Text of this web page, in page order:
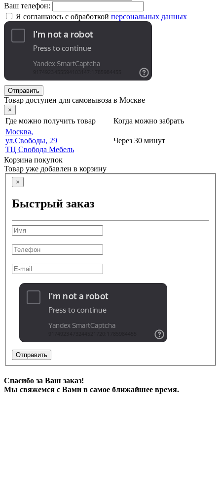
Ваш телефон:
Я соглашаюсь с обработкой персональных данных
Отправить
Товар доступен для самовывоза в Москве
×
Где можно получить товар
Когда можно забрать
Москва,
ул.Свободы, 29
ТЦ Свобода Мебель
Через 30 минут
Корзина покупок
Товар уже добавлен в корзину
×
Быстрый заказ
Отправить
Спасибо за Ваш заказ!
Мы свяжемся с Вами в самое ближайшее время.